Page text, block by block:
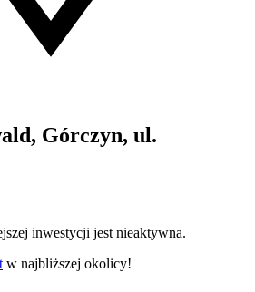
Górczyn, ul.
inwestycji jest nieaktywna.
w najbliższej okolicy!